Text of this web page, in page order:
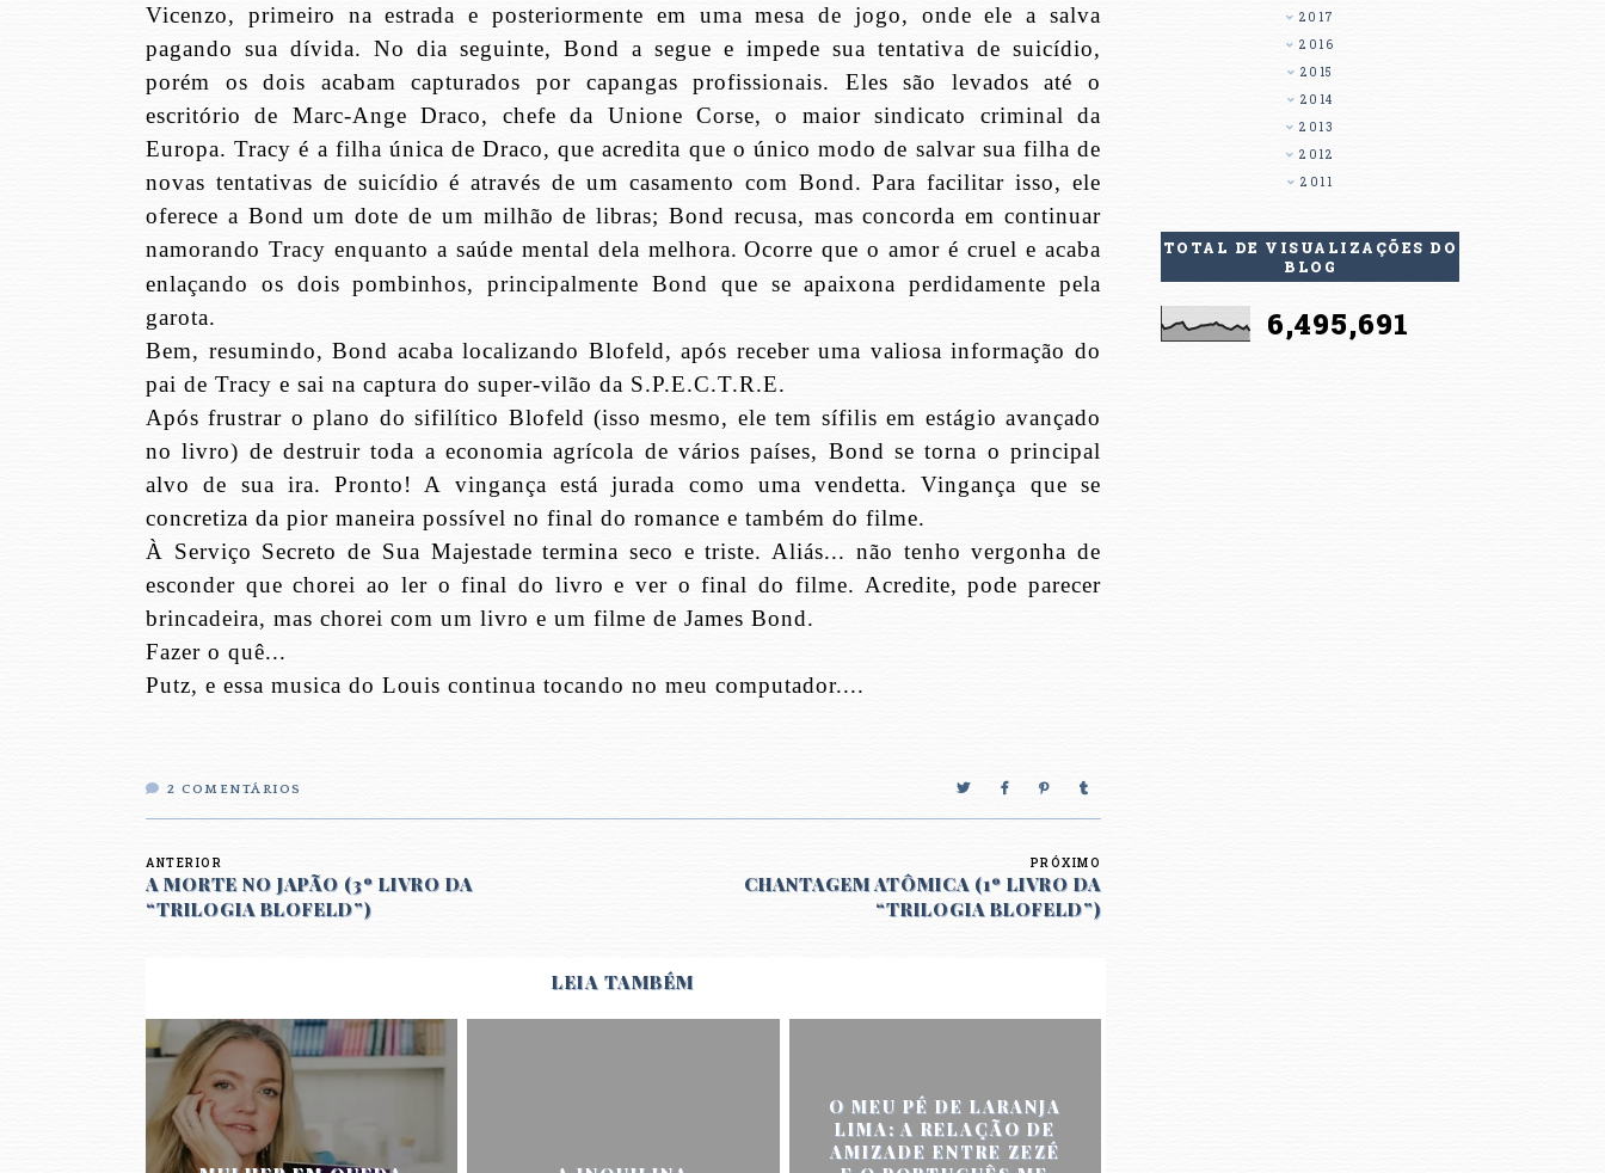
Vicenzo, primeiro na estrada e posteriormente em uma mesa de jogo, onde ele a salva
pagando sua dívida. No dia seguinte, Bond a segue e impede sua tentativa de suicídio,
porém os dois acabam capturados por capangas profissionais. Eles são levados até o
escritório de Marc-Ange Draco, chefe da Unione Corse, o maior sindicato criminal da
Europa. Tracy é a filha única de Draco, que acredita que o único modo de salvar sua filha de
novas tentativas de suicídio é através de um casamento com Bond. Para facilitar isso, ele
oferece a Bond um dote de um milhão delibras; Bond recusa, mas concorda em continuar
namorando Tracy enquanto a saúde mental dela melhora. Ocorre que o amor é cruel e acaba
enlaçando os dois pombinhos, principalmente Bond que se apaixona perdidamente pela
garota.
Bem, resumindo, Bond acaba localizando Blofeld, após receber uma valiosa informação do
pai de Tracy e sai na captura do super-vilão da S.P.E.C.T.R.E.
Após frustrar o plano do sifilítico Blofeld (isso mesmo, ele tem sífilis em estágio avançado
no livro) de destruir toda a economia agrícola de vários países, Bond se torna o principal
alvo de sua ira. Pronto! A vingança está jurada como uma vendetta. Vingança que se
concretiza da pior maneira possível no final do romance e também do filme.
À Serviço Secreto de Sua Majestade termina seco e triste. Aliás... não tenho vergonha de
esconder que chorei ao ler o final do livro e ver o final do filme. Acredite, pode parecer
brincadeira, mas chorei com um livro e um filme de James Bond.
Fazer o quê...
Putz, e essa musica do Louis continua tocando no meu computador....
2 COMENTÁRIOS
ANTERIOR
A MORTE NO JAPÃO (3º LIVRO DA
“TRILOGIA BLOFELD”)
PRÓXIMO
CHANTAGEM ATÔMICA (1º LIVRO DA
“TRILOGIA BLOFELD”)
LEIA TAMBÉM
O MEU PÉ DE LARANJA
LIMA: A RELAÇÃO DE
AMIZADE ENTRE ZEZÉ
2017
2016
2015
2014
2013
2012
2011
TOTAL DE VISUALIZAÇÕES DO
BLOG
6,495,691